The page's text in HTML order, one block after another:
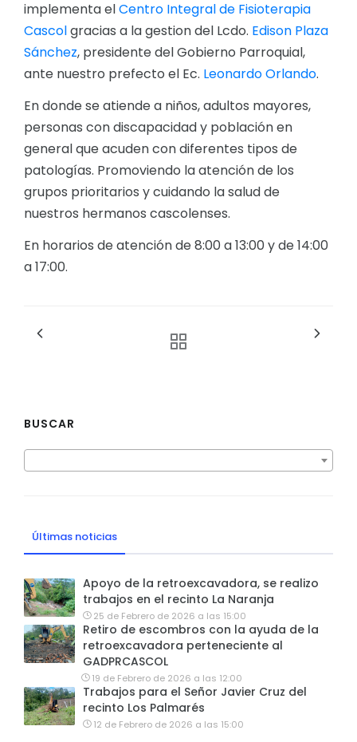
implementa elCentro Integral de Fisioterapia
Cascolgracias a la gestion del Lcdo. Edison Plaza
Sánchez, presidente del Gobierno Parroquial,
ante nuestro prefecto el Ec. Leonardo Orlando.
En donde se atiende a niños, adultos mayores,
personas con discapacidad y población en
general que acuden con diferentes tipos de
patologías. Promoviendo la atención de los
grupos prioritarios y cuidando la salud de
nuestros hermanos cascolenses.
En horarios de atención de 8:00 a 13:00 y de 14:00
a 17:00.
BUSCAR
Últimas noticias
Apoyo de la retroexcavadora, se realizo
trabajos en el recinto La Naranja
25 de Febrero de 2026 a las 15:00
Retiro de escombros con la ayuda de la
retroexcavadora perteneciente al
GADPRCASCOL
19 de Febrero de 2026 a las 12:00
Trabajos para el Señor Javier Cruz del
recinto Los Palmarés
12 de Febrero de 2026 a las 15:00